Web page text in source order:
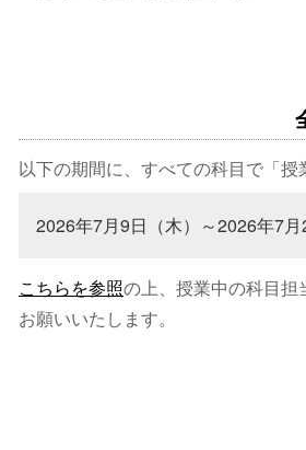
以下の期間に、すべての科目で「授
2026年7月9日（木）～2026年7月
こちらを参照の上、授業中の科目担
お願いいたします。